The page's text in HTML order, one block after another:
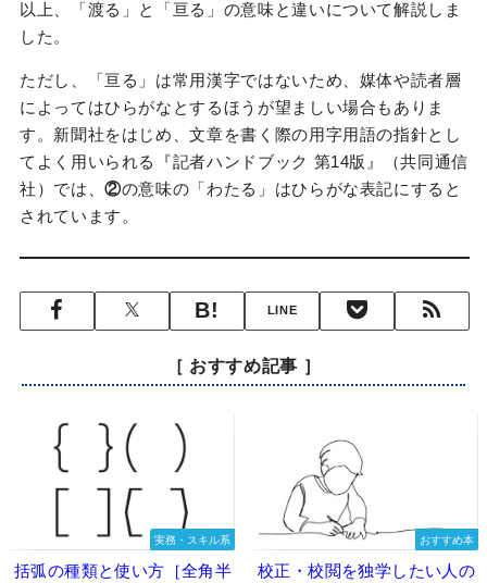
以上、「渡る」と「亘る」の意味と違いについて解説しま
した。
ただし、「亘る」は常用漢字ではないため、媒体や読者層
によってはひらがなとするほうが望ましい場合もありま
す。新聞社をはじめ、文章を書く際の用字用語の指針とし
てよく用いられる『記者ハンドブック 第14版』（共同通信
社）では、②の意味の「わたる」はひらがな表記にすると
されています。
LINE
［ おすすめ記事 ］
実務・スキル系
括弧の種類と使い方［全角半
おすすめ本
校正・校閲を独学したい人の